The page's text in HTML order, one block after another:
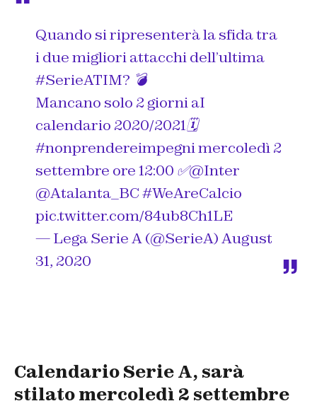
Quando si ripresenterà la sfida tra
i due migliori attacchi dell’ultima
#SerieATIM? 💣
Mancano solo 2 giorni aI
calendario 2020/2021🗓
#nonprendereimpegnimercoledì 2
settembre ore 12:00 ✅@Inter
@Atalanta_BC#WeAreCalcio
pic.twitter.com/84ub8Ch1LE
— Lega Serie A (@SerieA)August
31, 2020
Calendario Serie A, sarà
stilato mercoledì 2 settembre